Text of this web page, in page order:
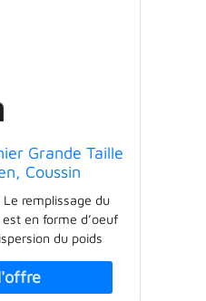
Grande Taille
Coussin
Tapis avec
Housse
Lavable, Fond
Gris,
remplissage du
en forme d’oeuf
du poids
articulaires
de votre ami, en